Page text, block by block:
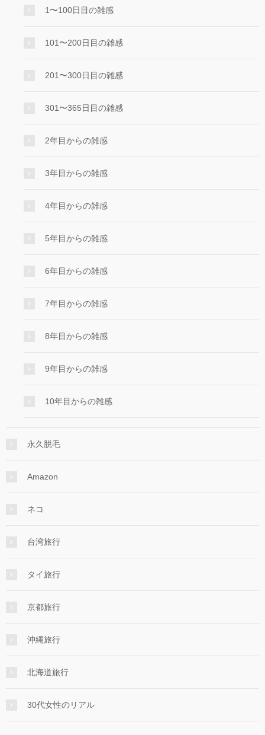
1〜100日目の雑感
101〜200日目の雑感
201〜300日目の雑感
301〜365日目の雑感
2年目からの雑感
3年目からの雑感
4年目からの雑感
5年目からの雑感
6年目からの雑感
7年目からの雑感
8年目からの雑感
9年目からの雑感
10年目からの雑感
永久脱毛
Amazon
ネコ
台湾旅行
タイ旅行
京都旅行
沖縄旅行
北海道旅行
30代女性のリアル